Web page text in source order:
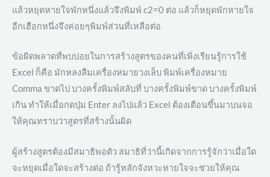
แล้วหยุดหายใจพักหนึ่งแล้วจึงพิมพ์ c2=0 ต่อ แล้วก็หยุดพักหายใจ
อีกเฮือกหนึ่งจึงค่อยๆพิมพ์ส่วนที่เหลือต่อ
ข้อผิดพลาดที่พบบ่อยในการสร้างสูตรของคนที่เพิ่งเรียนรู้การใช้
Excel ก็คือ มักหลงลืมเครื่องหมายวงเล็บ พิมพ์เครื่องหมาย
Comma ขาดไป บางครั้งพิมพ์สลับที่ บางครั้งพิมพ์ขาด บางครั้งพิมพ์
เกิน ทำให้เมื่อกดปุ่ม Enter ลงไปแล้ว Excel ต้องเตือนขึ้นมาบนจอ
ให้คุณทราบว่าสูตรที่สร้างนั้นผิด
ผู้สร้างสูตรต้องมีสมาธิพอตัว สมาธิที่ว่านี้เกิดจากการรู้จักว่าเมื่อใด
จะหยุดเมื่อใดจะสร้างต่อ ถ้ารู้หลักจังหวะหายใจจะช่วยให้คุณ